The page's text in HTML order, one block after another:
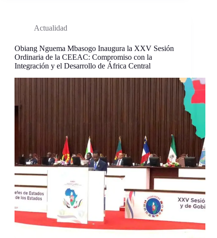
Actualidad
Obiang Nguema Mbasogo Inaugura la XXV Sesión
Ordinaria de la CEEAC: Compromiso con la
Integración y el Desarrollo de África Central